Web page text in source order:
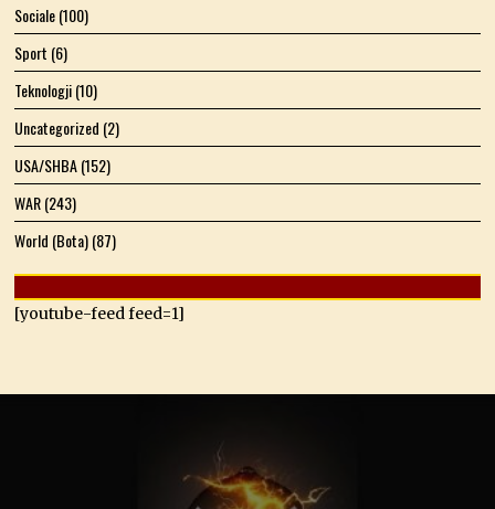
Sociale(100)
Sport (6)
Teknologji(10)
Uncategorized (2)
USA/SHBA(152)
WAR(243)
World (Bota)(87)
[youtube-feed feed=1]